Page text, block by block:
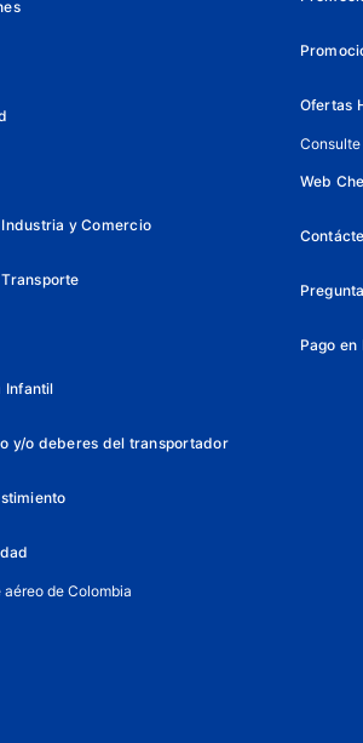
y Comercio
Infantil
y/o deberes del transportador
de Colombia
Ofertas
Consulte
Web
Pago en